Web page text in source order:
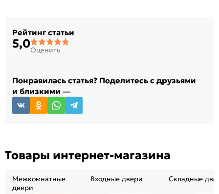
Рейтинг статьи
5,0Оценить
Понравилась статья? Поделитесь с друзьями
и близкими —
Товары интернет-магазина
Межкомнатные
двери
Входные двери Складные